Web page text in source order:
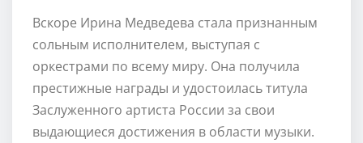
Вскоре Ирина Медведева стала признанным
сольным исполнителем, выступая с
оркестрами по всему миру. Она получила
престижные награды и удостоилась титула
Заслуженного артиста России за свои
выдающиеся достижения в области музыки.